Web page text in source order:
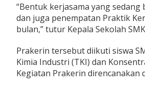
“Bentuk kerjasama yang
dan juga penempatan Praktik
bulan,” tutur Kepala Sekolah
Prakerin tersebut diikuti siswa
Kimia Industri (TKI) dan
Kegiatan Prakerin direncanakan